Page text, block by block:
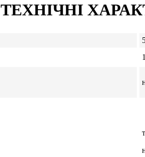
ТЕХНІЧНІ